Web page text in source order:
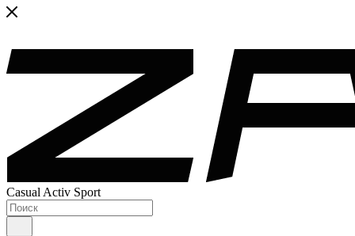
Casual Activ Sport